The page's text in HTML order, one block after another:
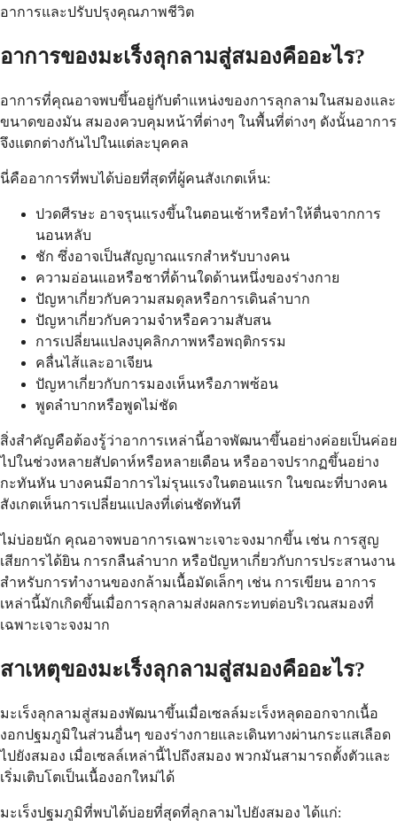
อาการและปรับปรุงคุณภาพชีวิต
อาการของมะเร็งลุกลามสู่สมองคืออะไร?
อาการที่คุณอาจพบขึ้นอยู่กับตำแหน่งของการลุกลามในสมองและ
ขนาดของมัน สมองควบคุมหน้าที่ต่างๆ ในพื้นที่ต่างๆ ดังนั้นอาการ
จึงแตกต่างกันไปในแต่ละบุคคล
นี่คืออาการที่พบได้บ่อยที่สุดที่ผู้คนสังเกตเห็น:
ปวดศีรษะ อาจรุนแรงขึ้นในตอนเช้าหรือทำให้ตื่นจากการ
นอนหลับ
ชัก ซึ่งอาจเป็นสัญญาณแรกสำหรับบางคน
ความอ่อนแอหรือชาที่ด้านใดด้านหนึ่งของร่างกาย
ปัญหาเกี่ยวกับความสมดุลหรือการเดินลำบาก
ปัญหาเกี่ยวกับความจำหรือความสับสน
การเปลี่ยนแปลงบุคลิกภาพหรือพฤติกรรม
คลื่นไส้และอาเจียน
ปัญหาเกี่ยวกับการมองเห็นหรือภาพซ้อน
พูดลำบากหรือพูดไม่ชัด
สิ่งสำคัญคือต้องรู้ว่าอาการเหล่านี้อาจพัฒนาขึ้นอย่างค่อยเป็นค่อย
ไปในช่วงหลายสัปดาห์หรือหลายเดือน หรืออาจปรากฏขึ้นอย่าง
กะทันหัน บางคนมีอาการไม่รุนแรงในตอนแรก ในขณะที่บางคน
สังเกตเห็นการเปลี่ยนแปลงที่เด่นชัดทันที
ไม่บ่อยนัก คุณอาจพบอาการเฉพาะเจาะจงมากขึ้น เช่น การสูญ
เสียการได้ยิน การกลืนลำบาก หรือปัญหาเกี่ยวกับการประสานงาน
สำหรับการทำงานของกล้ามเนื้อมัดเล็กๆ เช่น การเขียน อาการ
เหล่านี้มักเกิดขึ้นเมื่อการลุกลามส่งผลกระทบต่อบริเวณสมองที่
เฉพาะเจาะจงมาก
สาเหตุของมะเร็งลุกลามสู่สมองคืออะไร?
มะเร็งลุกลามสู่สมองพัฒนาขึ้นเมื่อเซลล์มะเร็งหลุดออกจากเนื้อ
งอกปฐมภูมิในส่วนอื่นๆ ของร่างกายและเดินทางผ่านกระแสเลือด
ไปยังสมอง เมื่อเซลล์เหล่านี้ไปถึงสมอง พวกมันสามารถตั้งตัวและ
เริ่มเติบโตเป็นเนื้องอกใหม่ได้
มะเร็งปฐมภูมิที่พบได้บ่อยที่สุดที่ลุกลามไปยังสมอง ได้แก่: